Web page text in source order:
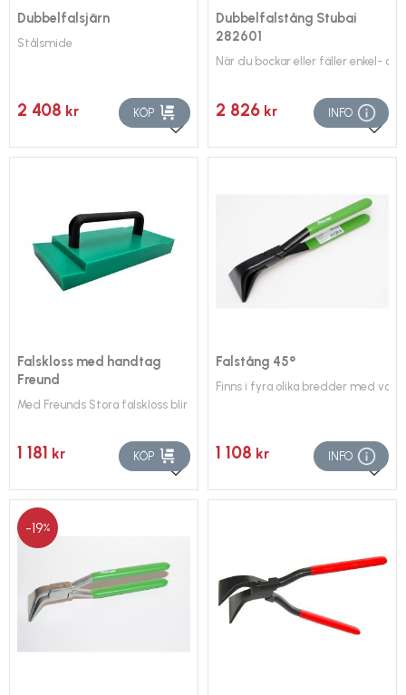
Dubbelfalsjärn
Stålsmide
2 408 kr
Lägg till i favoriter
KÖP
Dubbelfalstång Stubai
282601
När du bockar eller fäller enkel-
2 826 kr
INFO
Falskloss med handtag
Freund
Med Freunds Stora falskloss blir både jobb och hink lättare
1 181 kr
Lägg till i favoriter
KÖP
Falstång 45°
Finns i fyra olika bredder med
1 108 kr
INFO
19%